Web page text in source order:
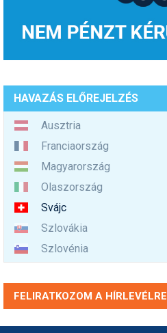
HAVAZÁS ELŐREJELZÉS
Ausztria
Franciaország
Magyarország
Olaszország
Svájc
Szlovákia
Szlovénia
FELIRATKOZOM A HÍRLEVÉLRE